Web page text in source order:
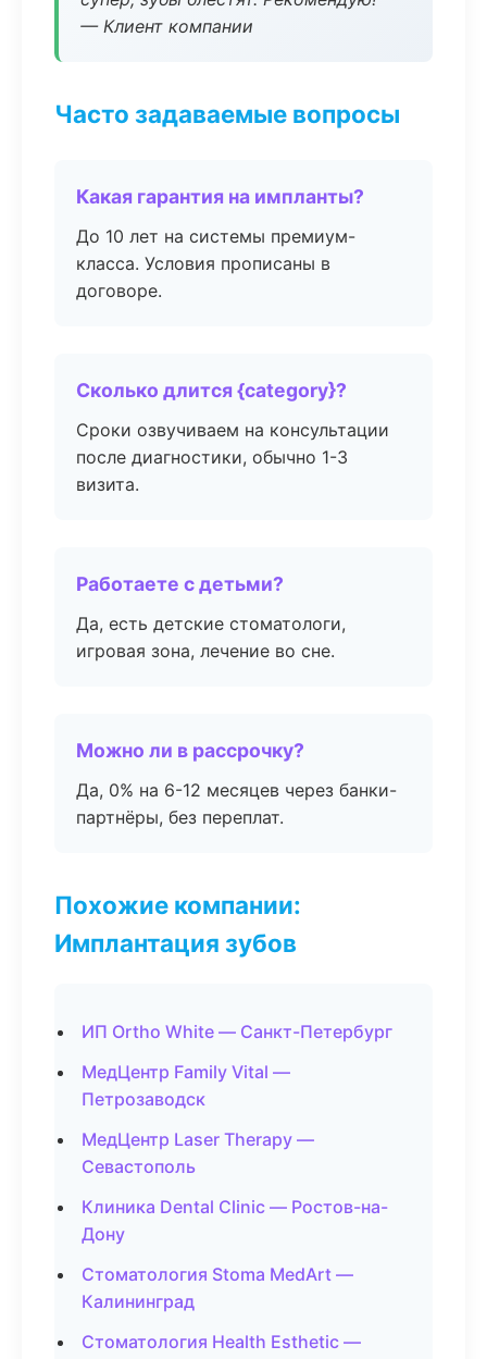
— Клиент компании
Часто задаваемые вопросы
Какая гарантия на импланты?
До 10 лет на системы премиум-
класса. Условия прописаны в
договоре.
Сколько длится {category}?
Сроки озвучиваем на консультации
после диагностики, обычно 1-3
визита.
Работаете с детьми?
Да, есть детские стоматологи,
игровая зона, лечение во сне.
Можно ли в рассрочку?
Да, 0% на 6-12 месяцев через банки-
партнёры, без переплат.
Похожие компании:
Имплантация зубов
ИП Ortho White — Санкт-Петербург
МедЦентр Family Vital —
Петрозаводск
МедЦентр Laser Therapy —
Севастополь
Клиника Dental Clinic — Ростов-на-
Дону
Стоматология Stoma MedArt —
Калининград
Стоматология Health Esthetic —